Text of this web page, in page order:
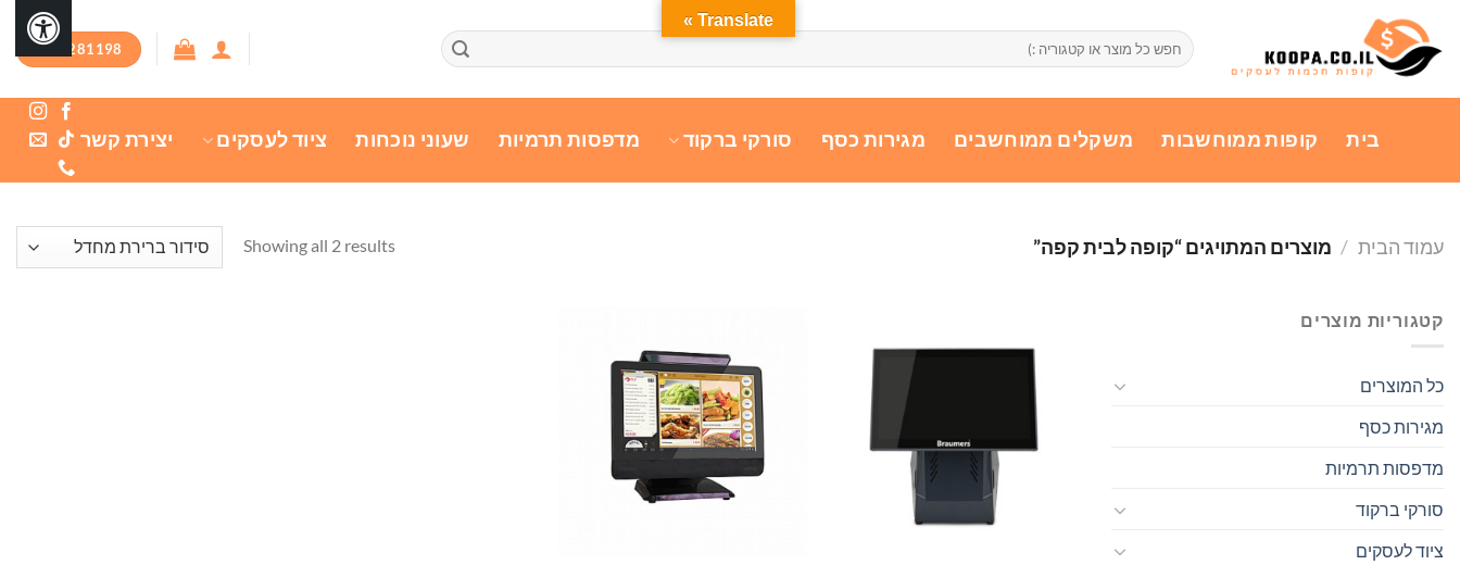
content
חיפוש
עבור:
03-7281198
בית קופות ממוחשבות משקלים ממוחשבים מגירות כסף סורקי ברקוד מדפסות תרמיות שעוני נוכחות ציוד לעסקים יצירת קשר
עמוד הבית / מוצרים המתויגים “קופה לבית קפה” Showing all 2 results
קטגוריות מוצרים
כל המוצרים
מגירות כסף
מדפסות תרמיות
סורקי ברקוד
ציוד לעסקים
Translate »